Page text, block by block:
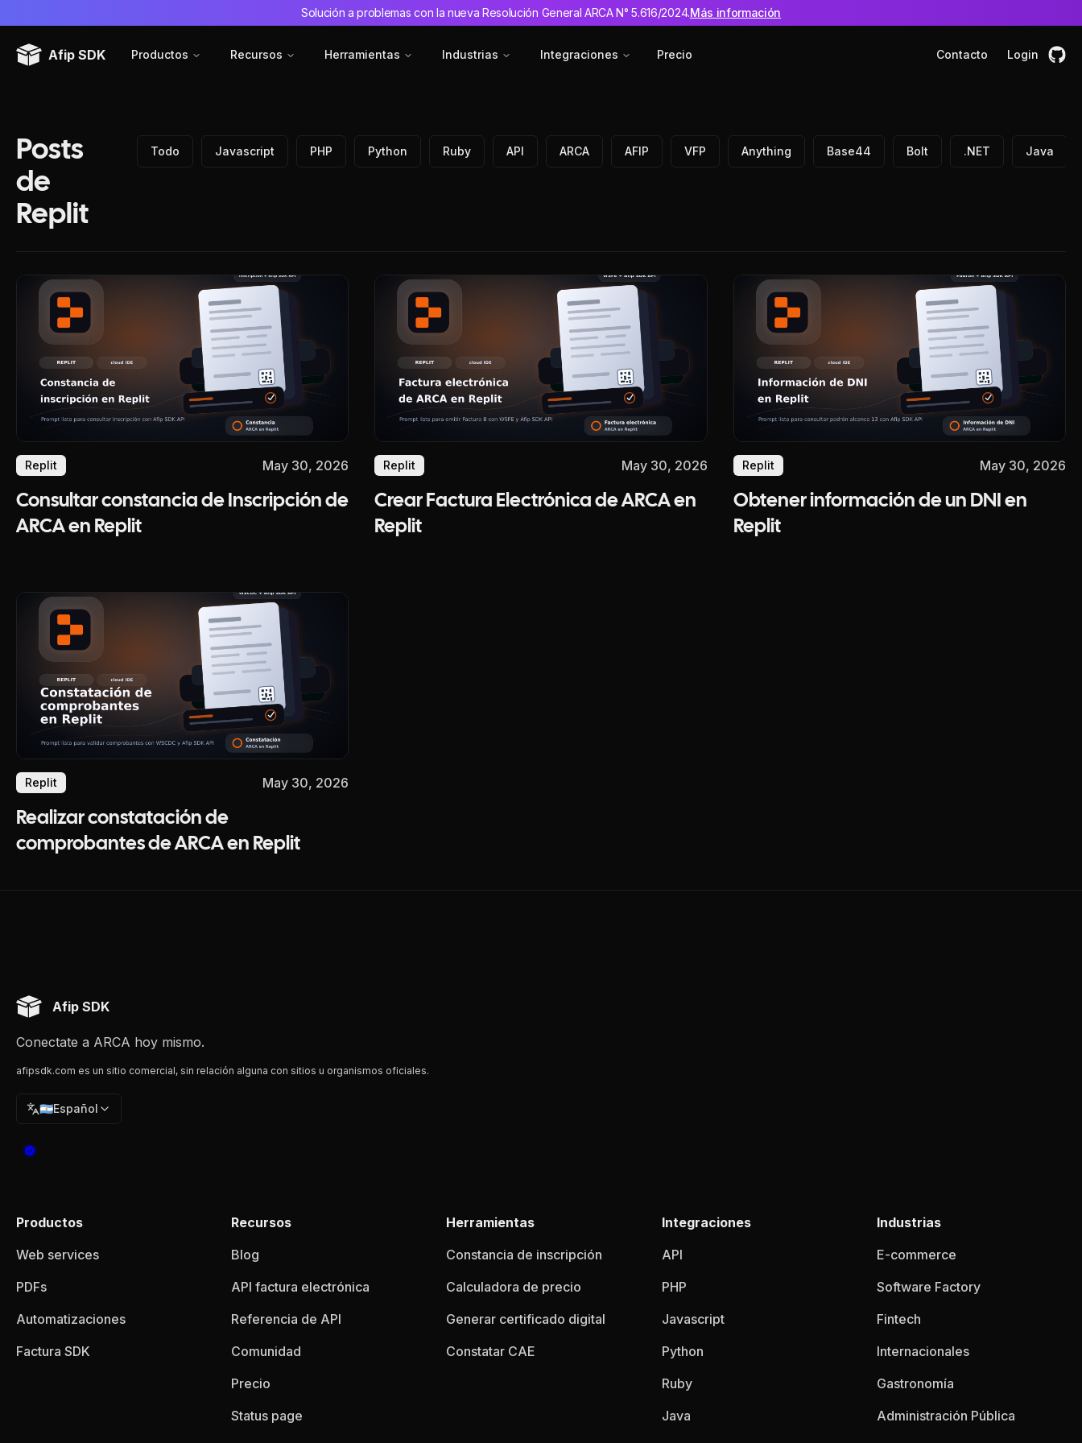
Solución a problemas con la nueva Resolución General ARCA N° 5.616/2024.Más información
Afip SDK Productos Recursos Herramientas Industrias Integraciones Precio Contacto Login
Posts
de
Replit
Todo Javascript PHP Python Ruby API ARCA AFIP VFP Anything Base44 Bolt .NET Java
Replit May 30, 2026
Consultar constancia de Inscripción de
ARCA en Replit
Replit May 30, 2026
Crear Factura Electrónica de ARCA en
Replit
Replit May 30, 2026
Obtener información de un DNI en
Replit
Replit May 30, 2026
Realizar constatación de
comprobantes de ARCA en Replit
Afip SDK
Conectate a ARCA hoy mismo.
afipsdk.com es un sitio comercial, sin relación alguna con sitios u organismos oficiales.
🇦🇷Español
Productos
Web services
PDFs
Automatizaciones
Factura SDK
Recursos
Blog
API factura electrónica
Referencia de API
Comunidad
Precio
Status page
Herramientas
Constancia de inscripción
Calculadora de precio
Generar certificado digital
Constatar CAE
Integraciones
API
PHP
Javascript
Python
Ruby
Java
Industrias
E-commerce
Software Factory
Fintech
Internacionales
Gastronomía
Administración Pública